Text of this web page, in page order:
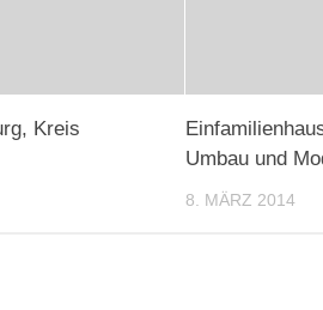
Kreis
Umbau und
8. MÄRZ 2014